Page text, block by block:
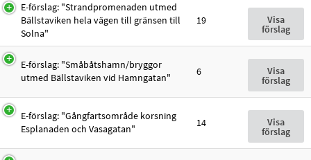
E-förslag: "Strandpromenaden utmed
Bällstaviken hela vägen till gränsen till
Solna"
19 Visa
förslag
E-förslag: "Småbåtshamn/bryggor
utmed Bällstaviken vid Hamngatan"
6 Visa
förslag
E-förslag: "Gångfartsområde korsning
Esplanaden och Vasagatan"
14 Visa
förslag